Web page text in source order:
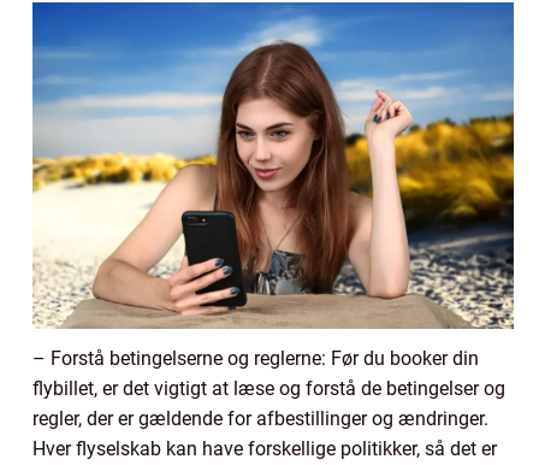
– Forstå betingelserne og reglerne: Før du booker din
flybillet, er det vigtigt at læse og forstå de betingelser og
regler, der er gældende for afbestillinger og ændringer.
Hver flyselskab kan have forskellige politikker, så det er